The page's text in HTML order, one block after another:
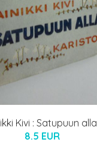
Kivi : Satupuun alla
8.5 EUR